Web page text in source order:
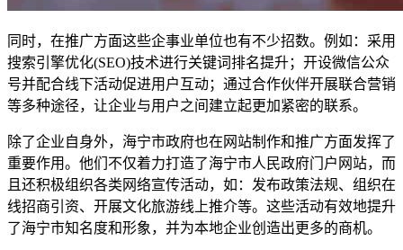
同时，在推广方面这些企事业单位也有不少招数。例如：采用
搜索引擎优化(SEO)技术进行关键词排名提升；开设微信公众
号并配合线下活动促进用户互动；通过合作伙伴开展联合营销
等多种途径，让企业与用户之间建立起更加紧密的联系。
除了企业自身外，海宁市政府也在网站制作和推广方面发挥了
重要作用。他们不仅着力打造了海宁市人民政府门户网站，而
且还积极组织各类网络宣传活动，如：发布政策法规、组织在
线招商引资、开展文化旅游线上推介等。这些活动有效地提升
了海宁市知名度和形象，并为本地企业创造出更多的商机。